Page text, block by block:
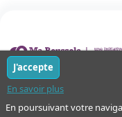
Notre mission :
En poursuivant votre
En savoir plus
J'accepte